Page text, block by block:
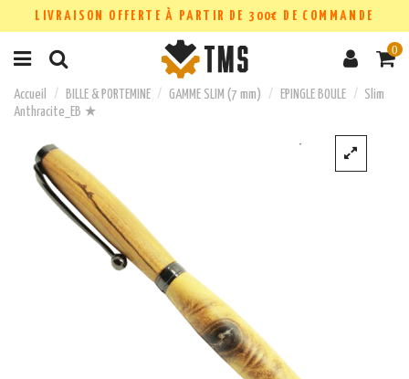
LIVRAISON OFFERTE À PARTIR DE 300€ DE COMMANDE
0
Accueil BILLE & PORTEMINE GAMME SLIM (7 mm) EPINGLE BOULE
Slim
Anthracite_EB ★